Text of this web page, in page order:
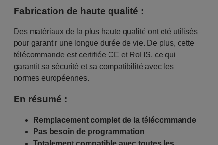
Fabrication de haute qualité :
Des matériaux de la plus haute qualité ont été utilisés
pour garantir une longue durée de vie. De plus, cette
télécommande est certifiée CE et RoHS, ce qui
garantit sa sécurité et sa compatibilité avec les
normes européennes.
En résumé :
Remplacement complet de la télécommande
Pas besoin de programmation
Totalement compatible avec toutes les